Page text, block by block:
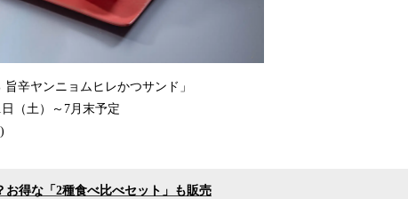
旨辛ヤンニョムヒレかつサンド」
（土）～7月末予定
お得な「2種食べ比べセット」も販売